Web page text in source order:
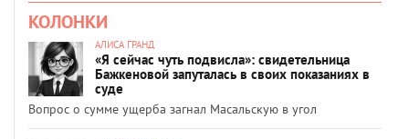
КОЛОНКИ
АЛИСА ГРАНД
«Я сейчас чуть подвисла»: свидетельница
Бажкеновой запуталась в своих показаниях в
суде
Вопрос о сумме ущерба загнал Масальскую в угол